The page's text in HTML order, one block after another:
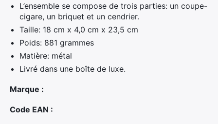
L’ensemble se compose de trois parties: un coupe-
cigare, un briquet et un cendrier.
Taille: 18 cm x 4,0 cm x 23,5 cm
Poids: 881 grammes
Matière: métal
Livré dans une boîte de luxe.
Marque :
Code EAN :